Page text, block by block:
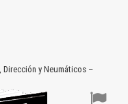
Dirección y Neumáticos –